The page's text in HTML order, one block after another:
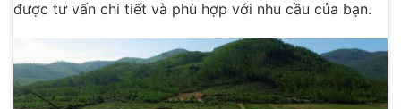
được tư vấn chi tiết và phù hợp với nhu cầu của bạn.